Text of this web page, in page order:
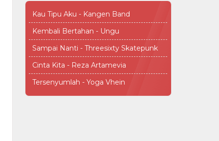
Kau Tipu Aku - Kangen Band
Kembali Bertahan - Ungu
Sampai Nanti - Threesixty Skatepunk
Cinta Kita - Reza Artamevia
Tersenyumlah - Yoga Vhein